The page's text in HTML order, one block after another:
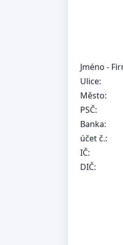
Jméno -
Ulice:
Město:
PSČ:
Banka:
účet č.:
IČ:
DIČ: